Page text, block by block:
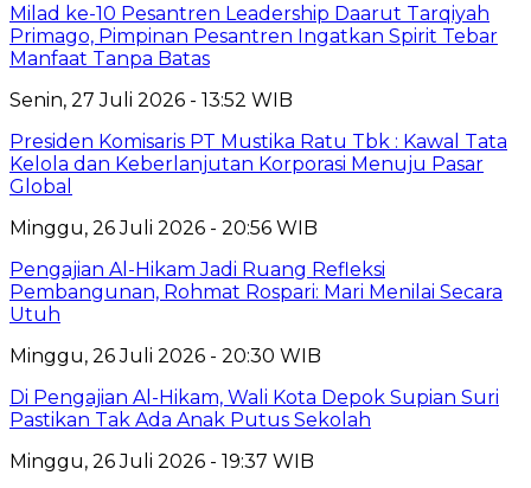
Milad ke-10 Pesantren Leadership Daarut Tarqiyah
Primago, Pimpinan Pesantren Ingatkan Spirit Tebar
Manfaat Tanpa Batas
Senin, 27 Juli 2026 - 13:52 WIB
Presiden Komisaris PT Mustika Ratu Tbk : Kawal Tata
Kelola dan Keberlanjutan Korporasi Menuju Pasar
Global
Minggu, 26 Juli 2026 - 20:56 WIB
Pengajian Al-Hikam Jadi Ruang Refleksi
Pembangunan, Rohmat Rospari: Mari Menilai Secara
Utuh
Minggu, 26 Juli 2026 - 20:30 WIB
Di Pengajian Al-Hikam, Wali Kota Depok Supian Suri
Pastikan Tak Ada Anak Putus Sekolah
Minggu, 26 Juli 2026 - 19:37 WIB